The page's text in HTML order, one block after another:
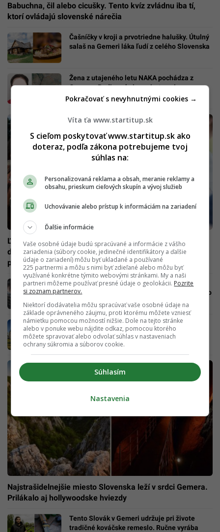
Babuchna, čil alebo cicušky. Tento kvíz zvládnu iba tí,
ktorí ovládajú slovenské nárečia
Čašníčky v kroji a prvotriedne halušky. Útulný
salaš na Gemeri láka ľudí z celého Slovenska
Žena z utajeného letu NAKA pochádza z
Gemera: Rodina obvinenej z terorizmu
prehovorila
Ľudia strácajú nádej v lepšiu budúcnosť v hladových
dolinách. Tím Slovákov sa už nechce na zúfalú situáciu
prizerať
Remeselníkovi z Gemera ľudia poslali už 24-
tisíc eur, aby pokračoval v práci, ktorú robí ako
jediný v krajine
Tipy na neopozerané celodenné výlety mimo
okres na tento víkend, ktoré určite stoja za to
Najstrašidelnejšie miesto Slovenska leží v srdci Gemera.
Prilákalo aj hollywoodske hviezdy
Tento Slovák v Gemeri udržuje pri živote
tradičné kováčske remeslo. Ručne vyrába
Víta ťa www.startitup.sk
S cieľom poskytovať www.startitup.sk ako
doteraz, podľa zákona potrebujeme tvoj
súhlas na:
Personalizovaná reklama a obsah, meranie reklamy a
obsahu, prieskum cieľových skupín a vývoj služieb
Uchovávanie alebo prístup k informáciám na zariadení
Ďalšie informácie
Vaše osobné údaje budú spracúvané a informácie z vášho
zariadenia (súbory cookie, jedinečné identifikátory a ďalšie
údaje o zariadení) môžu byť ukladané a používané
225 partnermi a môžu s nimi byť zdieľané alebo môžu byť
využívané konkrétne týmito webovými stránkami. My a naši
partneri môžeme používať presné údaje o geolokácii. Pozrite
si zoznam partnerov.
Niektorí dodávatelia môžu spracúvať vaše osobné údaje na
základe oprávneného záujmu, proti ktorému môžete vzniesť
námietku pomocou možností nižšie. Dole na tejto stránke
alebo v ponuke webu nájdite odkaz, pomocou ktorého
môžete spravovať alebo odvolať súhlas v nastaveniach
ochrany súkromia a súborov cookie.
Súhlasím
Pokračovať s nevyhnutnými cookies →
Nastavenia